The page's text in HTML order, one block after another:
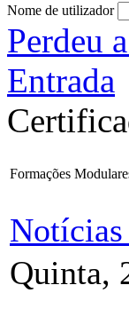
Nome de utilizador
Perdeu
Entrada
Formações
Notícias
Quinta,